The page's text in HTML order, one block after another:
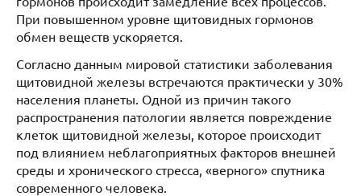
При повышенном уровне щитовидных гормонов
обмен веществ ускоряется.
Согласно данным мировой статистики заболевания
щитовидной железы встречаются практически у 30%
населения планеты. Одной из причин такого
распространения патологии является повреждение
клеток щитовидной железы, которое происходит
под влиянием неблагоприятных факторов внешней
среды и хронического стресса, «верного» спутника
современного человека.